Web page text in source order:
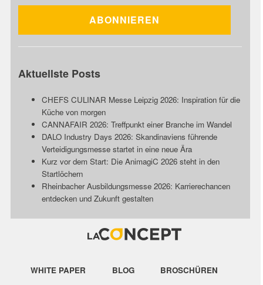
Aktuellste Posts
CHEFS CULINAR Messe Leipzig 2026: Inspiration für die
Küche von morgen
CANNAFAIR 2026: Treffpunkt einer Branche im Wandel
DALO Industry Days 2026: Skandinaviens führende
Verteidigungsmesse startet in eine neue Ära
Kurz vor dem Start: Die AnimagiC 2026 steht in den
Startlöchern
Rheinbacher Ausbildungsmesse 2026: Karrierechancen
entdecken und Zukunft gestalten
WHITE PAPER BLOG
BROSCHÜREN